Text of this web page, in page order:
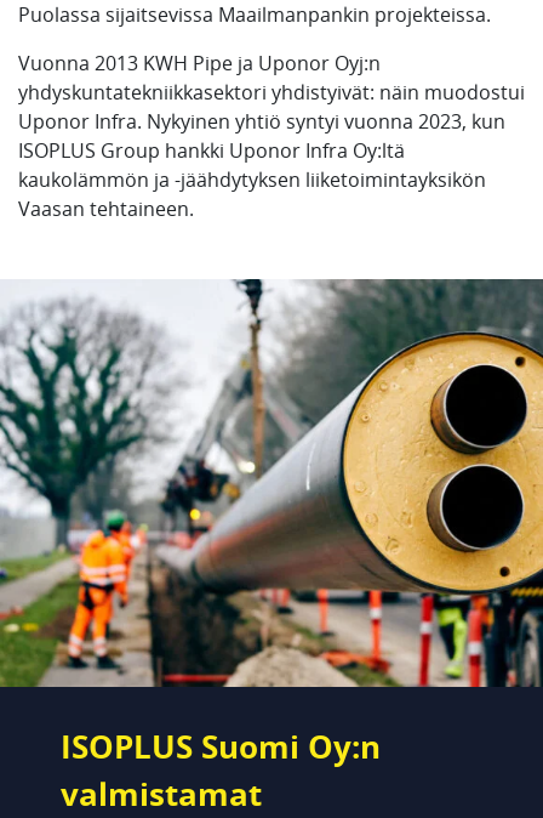
Puolassa sijaitsevissa Maailmanpankin projekteissa.
Vuonna 2013 KWH Pipe ja Uponor Oyj:n
yhdyskuntatekniikkasektori yhdistyivät: näin muodostui
Uponor Infra. Nykyinen yhtiö syntyi vuonna 2023, kun
ISOPLUS Group hankki Uponor Infra Oy:ltä
kaukolämmön ja -jäähdytyksen liiketoimintayksikön
Vaasan tehtaineen.
ISOPLUS Suomi Oy:n
valmistamat